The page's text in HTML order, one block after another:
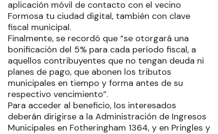
aplicación móvil de contacto con el vecino
Formosa tu ciudad digital, también con clave
fiscal municipal.
Finalmente, se recordó que “se otorgará una
bonificación del 5% para cada período fiscal, a
aquellos contribuyentes que no tengan deuda ni
planes de pago, que abonen los tributos
municipales en tiempo y forma antes de su
respectivo vencimiento”.
Para acceder al beneficio, los interesados
deberán dirigirse a la Administración de Ingresos
Municipales en Fotheringham 1364, y en Pringles y